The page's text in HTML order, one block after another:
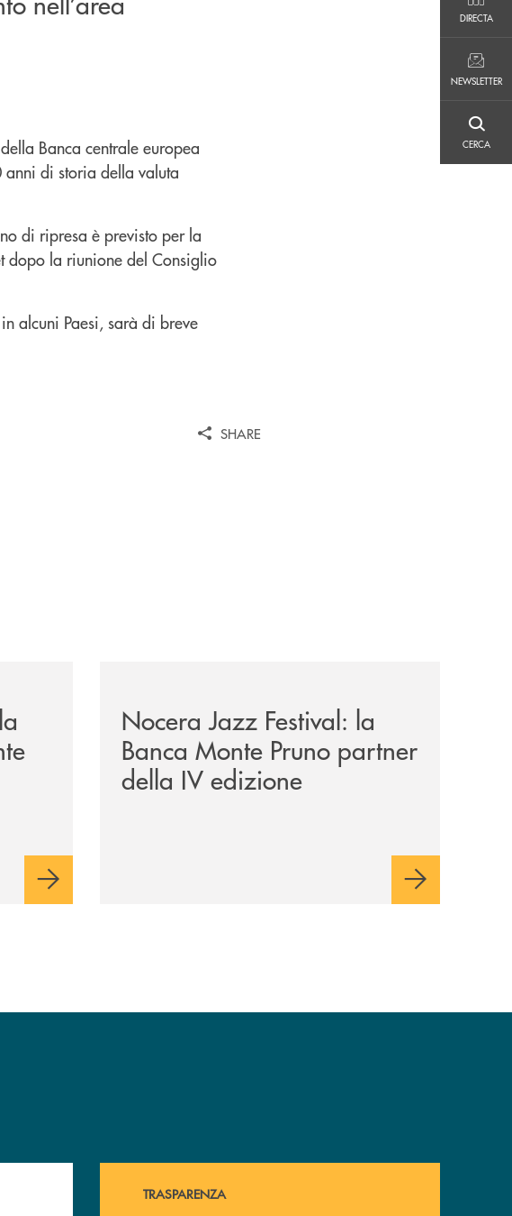
DIRECTA
NEWSLETTER
CERCA
Banca centrale europea
di storia della valuta
di ripresa è previsto per la
dopo la riunione del Consiglio
alcuni Paesi, sarà di breve
SHARE
Nocera Jazz Festival: la
Banca Monte Pruno partner
della IV edizione
Contattaci! Hai bisogno di alcuni documenti ? Vai alla pagina della
TRASPARENZA